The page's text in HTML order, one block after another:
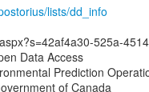
lists/dd_info
525a-
Data Access
Prediction
of Canada